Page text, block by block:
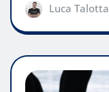
Luca Talotta